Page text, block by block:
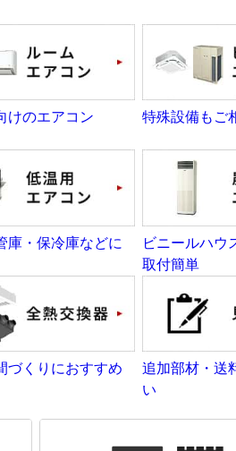
けのエアコン 特殊設備もご
庫・保冷庫などに
ビニールハウ
取付簡単
づくりにおすすめ
追加部材・送
い